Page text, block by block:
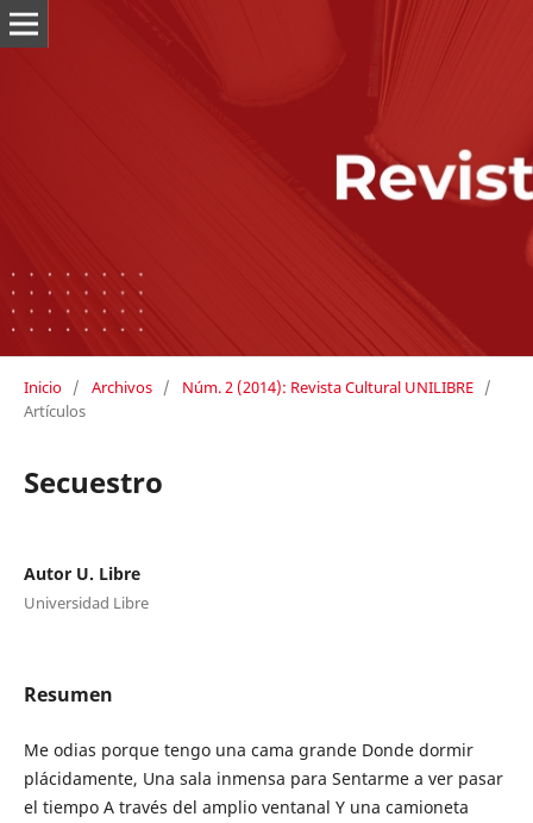
Inicio / Archivos / Núm. 2 (2014): Revista Cultural UNILIBRE /
Artículos
Secuestro
Autor U. Libre
Universidad Libre
Resumen
Me odias porque tengo una cama grande Donde dormir
plácidamente, Una sala inmensa para Sentarme a ver pasar
el tiempo A través del amplio ventanal Y una camioneta